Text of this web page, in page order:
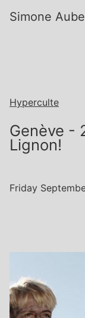
Simone
Hyperculte
Genève -
Lignon!
Friday